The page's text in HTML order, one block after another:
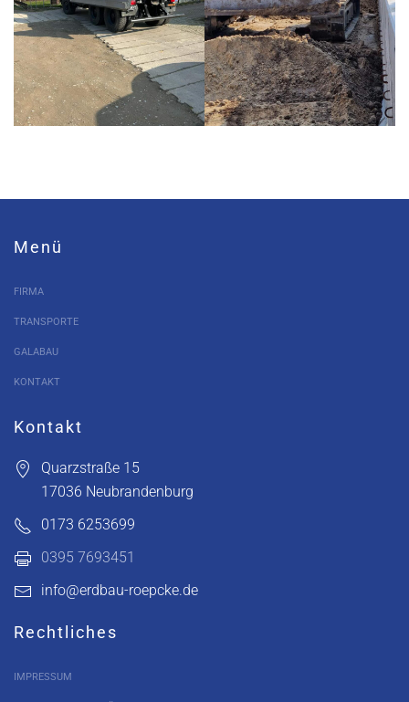
Menü
FIRMA
TRANSPORTE
GALABAU
KONTAKT
Kontakt
Quarzstraße 15
17036 Neubrandenburg
0173 6253699
0395 7693451
info@erdbau-roepcke.de
Rechtliches
IMPRESSUM